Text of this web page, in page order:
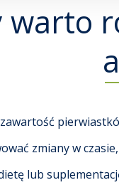
warto
zmiany w czasie,
lub